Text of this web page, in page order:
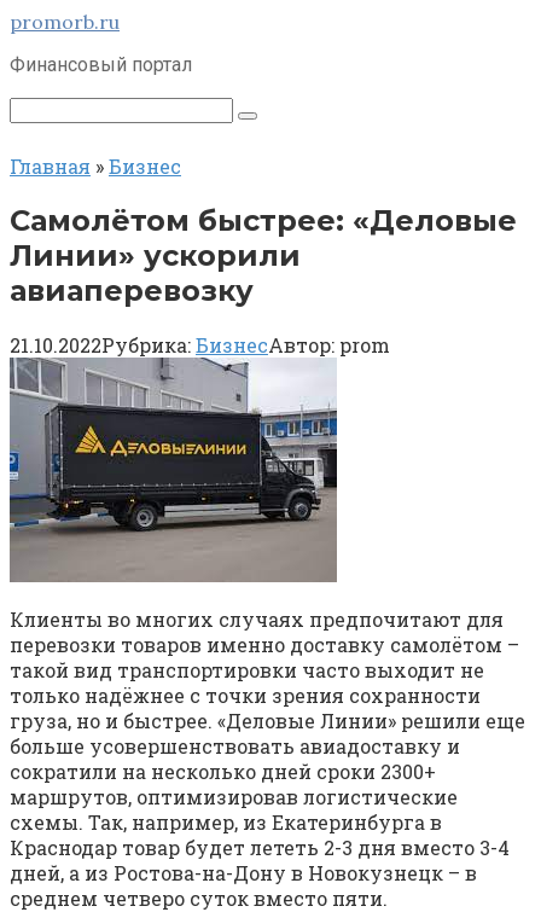
Перейти
контенту
promorb.ru
Финансовый портал
Поиск:
Главная »Бизнес
Самолётом быстрее: «Деловые
Линии» ускорили
авиаперевозку
21.10.2022Рубрика:БизнесАвтор: prom
Клиенты во многих случаях предпочитают для
перевозки товаров именно доставку самолётом –
такой вид транспортировки часто выходит не
только надёжнее с точки зрения сохранности
груза, но и быстрее. «Деловые Линии» решили еще
больше усовершенствовать авиадоставку и
сократили на несколько дней сроки 2300+
маршрутов, оптимизировав логистические
схемы. Так, например, из Екатеринбурга в
Краснодар товар будет лететь 2-3 дня вместо 3-4
дней, а из Ростова-на-Дону в Новокузнецк – в
среднем четверо суток вместо пяти.